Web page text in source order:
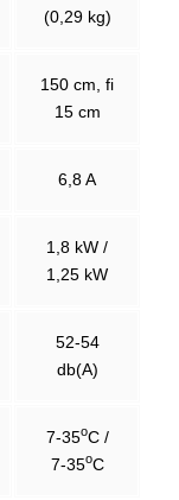
(0,29 kg)
150 cm, fi
15 cm
6,8 A
1,8 kW /
1,25 kW
52-54
db(A)
7-35oC /
7-35oC